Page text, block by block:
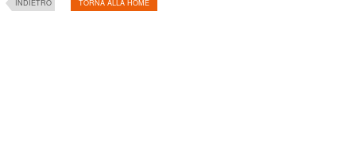
INDIETRO TORNA ALLA HOME